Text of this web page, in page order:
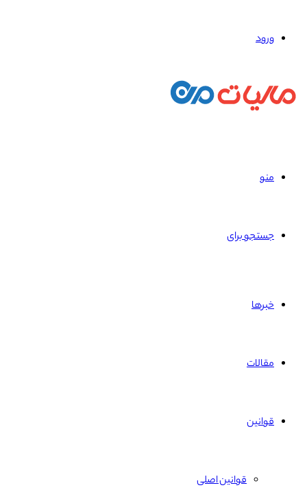
ورود
منو
جستجو برای
خبرها
مقالات
قوانین
قوانین اصلی